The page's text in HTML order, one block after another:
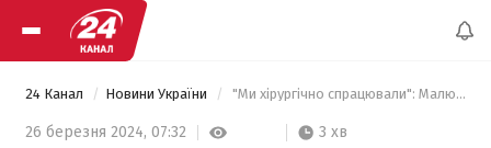
24 Канал Новини України "Ми хірургічно спрацювали": Малюк розповів, як вдалося уразити російський А-50 в Мачулищах
26 березня 2024, 07:32 3 хв